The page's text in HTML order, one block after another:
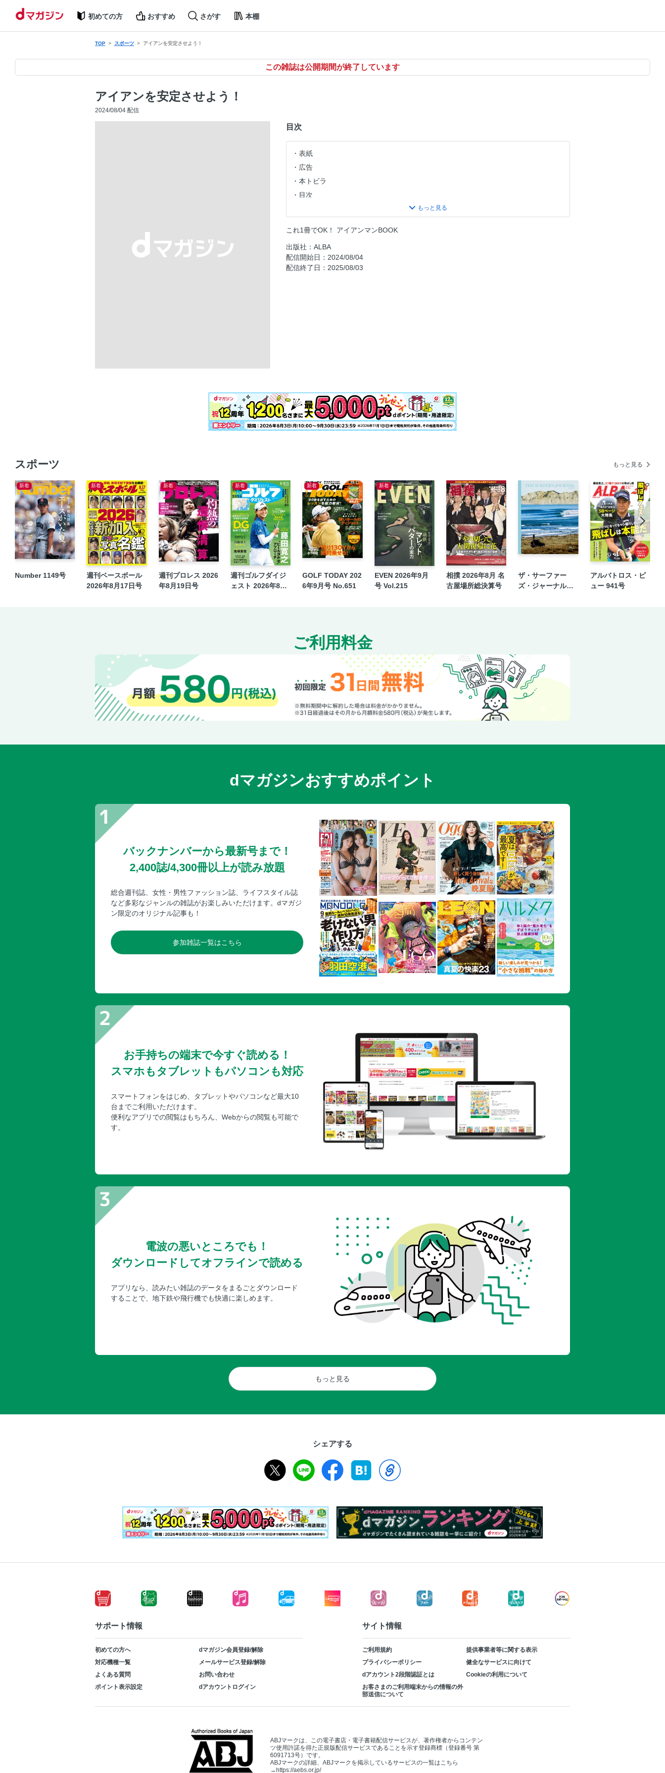
初めての方 おすすめ さがす 本棚
TOP スポーツ アイアンを安定させよう！
この雑誌は公開期間が終了しています
アイアンを安定させよう！
2024/08/04 配信
目次
表紙
広告
本トビラ
目次
前ならえでラインが出る
ボールを２個使うと分厚い当たり
これ1冊でOK！ アイアンマンBOOK
出版社：ALBA
配信開始日：2024/08/04
配信終了日：2025/08/03
スポーツ もっと見る
新着
Number 1149号
新着
週刊ベースボール
2026年8月17日号
新着
週刊プロレス 2026
年8月19日号
新着
週刊ゴルフダイジ
ェスト 2026年8月
新着
GOLF TODAY 202
6年9月号 No.651
新着
EVEN 2026年9月
号 Vol.215
相撲 2026年8月 名
古屋場所総決算号
ザ・サーファー
ズ・ジャーナル日
アルバトロス・ビ
ュー 941号
ご利用料金
dマガジンおすすめポイント
バックナンバーから最新号まで！
2,400誌/4,300冊以上が読み放題
総合週刊誌、女性・男性ファッション誌、ライフスタイル誌
など多彩なジャンルの雑誌がお楽しみいただけます。dマガジ
ン限定のオリジナル記事も！
参加雑誌一覧はこちら
お手持ちの端末で今すぐ読める！
スマホもタブレットもパソコンも対応
スマートフォンをはじめ、タブレットやパソコンなど最大10
台までご利用いただけます。
便利なアプリでの閲覧はもちろん、Webからの閲覧も可能で
す。
電波の悪いところでも！
ダウンロードしてオフラインで読める
アプリなら、読みたい雑誌のデータをまるごとダウンロード
することで、地下鉄や飛行機でも快適に楽しめます。
もっと見る
シェアする
サポート情報
初めての方へ
dマガジン会員登録/解除
対応機種一覧
メールサービス登録/解除
よくある質問
お問い合わせ
ポイント表示設定
dアカウントログイン
サイト情報
ご利用規約
提供事業者等に関する表示
プライバシーポリシー
健全なサービスに向けて
dアカウント2段階認証とは
Cookieの利用について
お客さまのご利用端末からの情報の外
部送信について
ABJマークは、この電子書店・電子書籍配信サービスが、著作権者からコンテン
ツ使用許諾を得た正規版配信サービスであることを示す登録商標（登録番号 第
6091713号）です。
ABJマークの詳細、ABJマークを掲示しているサービスの一覧はこちら
→ https://aebs.or.jp/